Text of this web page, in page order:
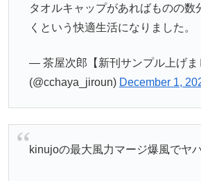
タオルキャップがあればものの数
くという快適生活になりました。
— 茶屋次郎【新刊サンプル上げま
(@cchaya_jiroun) December 1,
kinujoの最大風力マージ爆風でヤ